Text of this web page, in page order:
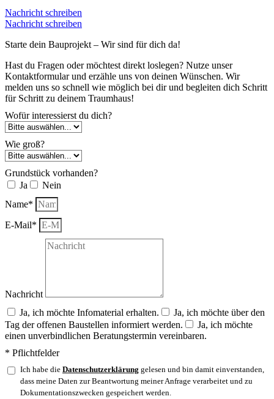
Nachricht schreiben
Nachricht schreiben
Starte dein Bauprojekt – Wir sind für dich da!
Hast du Fragen oder möchtest direkt loslegen? Nutze unser
Kontaktformular und erzähle uns von deinen Wünschen. Wir
melden uns so schnell wie möglich bei dir und begleiten dich Schritt
für Schritt zu deinem Traumhaus!
Wofür interessierst du dich?
Wie groß?
Grundstück vorhanden?
Ja
Nein
Name*
E-Mail*
Nachricht
Ja, ich möchte Infomaterial erhalten.
Ja, ich möchte über den
Tag der offenen Baustellen informiert werden.
Ja, ich möchte
einen unverbindlichen Beratungstermin vereinbaren.
* Pflichtfelder
Ich habe die Datenschutzerklärung gelesen und bin damit einverstanden,
dass meine Daten zur Beantwortung meiner Anfrage verarbeitet und zu
Dokumentationszwecken gespeichert werden.